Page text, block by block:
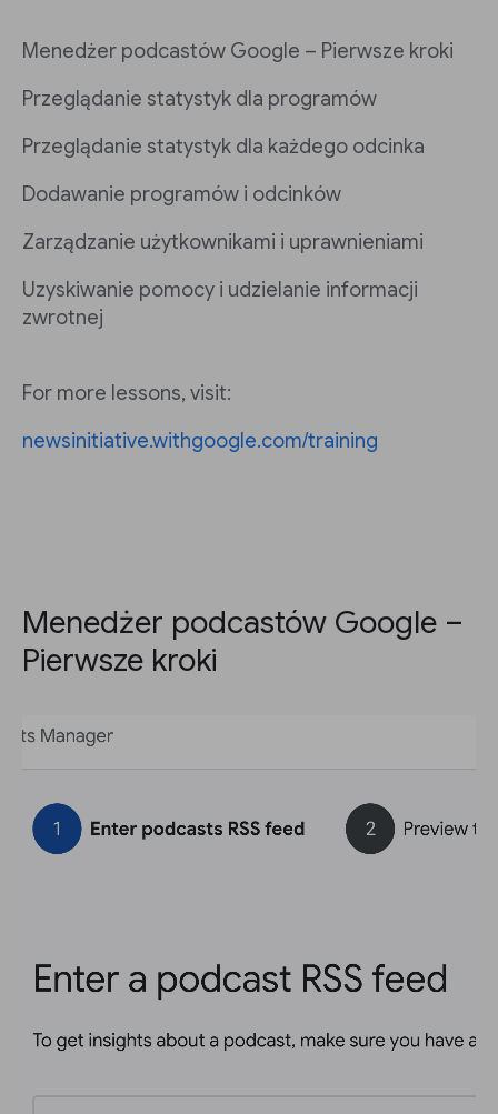
Menedżer podcastów Google – Pierwsze kroki
Przeglądanie statystyk dla programów
Przeglądanie statystyk dla każdego odcinka
Dodawanie programów i odcinków
Zarządzanie użytkownikami i uprawnieniami
Uzyskiwanie pomocy i udzielanie informacji
zwrotnej
For more lessons, visit:
newsinitiative.withgoogle.com/training
Menedżer podcastów Google –
Pierwsze kroki